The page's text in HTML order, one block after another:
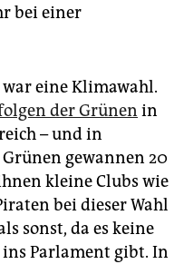
bei einer
war eine Klimawahl.
der Grünen in
– und in
gewannen 20
kleine Clubs wie
bei dieser Wahl
sonst, da es keine
Parlament gibt. In